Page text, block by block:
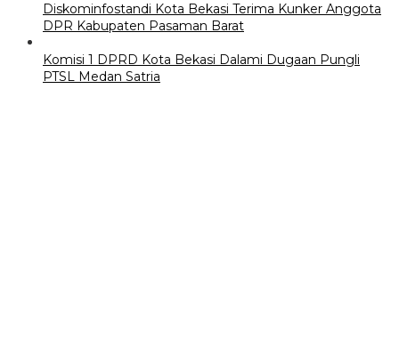
Diskominfostandi Kota Bekasi Terima Kunker Anggota
DPR Kabupaten Pasaman Barat
Komisi 1 DPRD Kota Bekasi Dalami Dugaan Pungli
PTSL Medan Satria